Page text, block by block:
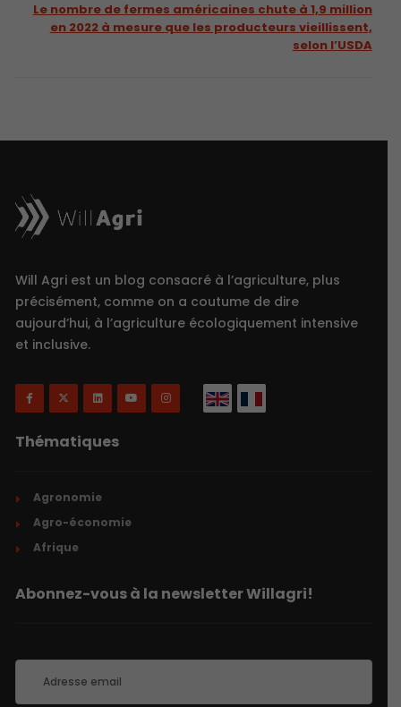
Le nombre de fermes américaines chute à 1,9 million
en 2022 à mesure que les producteurs vieillissent,
selon l’USDA
Will Agri est un blog consacré à l’agriculture, plus
précisément, comme on a coutume de dire
aujourd’hui, à l’agriculture écologiquement intensive
et inclusive.
Thématiques
Agronomie
Agro-économie
Afrique
Abonnez-vous à la newsletter Willagri!